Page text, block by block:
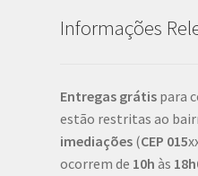
Informações
Entregas grátis para
estão restritas ao
imediações (CEP 015
ocorrem de 10h às